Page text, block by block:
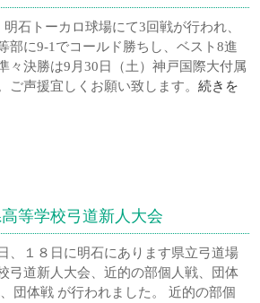
石トーカロ球場にて3回戦が行われ、
部に9-1でコールド勝ちし、ベスト8進
々決勝は9月30日（土）神戸国際大付属
ご声援宜しくお願い致します。続きを
等学校弓道新人大会
、１８日に明石にあります県立弓道場
弓道新人大会、近的の部個人戦、団体
団体戦 が行われました。 近的の部個